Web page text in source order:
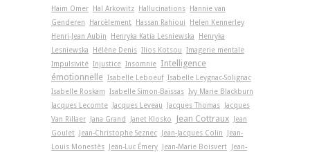
Haim Omer
Hal Arkowitz Hallucinations
Hannie van
Genderen
Harcèlement Hassan Rahioui
Helen Kennerley
Henri-Jean Aubin
Henryka Katia Lesniewska
Henryka
Lesniewska
Hélène Denis Ilios Kotsou Imagerie mentale
Impulsivité Injustice Insomnie Intelligence
émotionnelle Isabelle Leboeuf Isabelle Leygnac-Solignac
Isabelle Roskam Isabelle Simon-Baïssas Ivy Marie Blackburn
Jacques Lecomte
Jacques Leveau Jacques Thomas
Jacques
Van Rillaer
Jana Grand Janet Klosko Jean Cottraux
Jean
Goulet
Jean-Christophe Seznec Jean-Jacques Colin
Jean-
Louis Monestès
Jean-Luc Émery Jean-Marie Boisvert
Jean-